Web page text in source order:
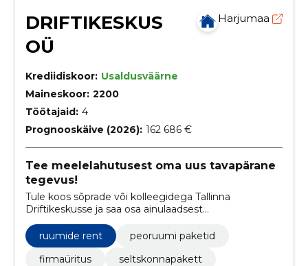
DRIFTIKESKUS
OÜ
Harjumaa
Krediidiskoor: Usaldusväärne
Maineskoor: 2200
Töötajaid: 4
Prognooskäive (2026): 162 686 €
Tee meelelahutusest oma uus tavapärane
tegevus!
Tule koos sõprade või kolleegidega Tallinna
Driftikeskusse ja saa osa ainulaadsest
meelelahutusest. Driftikeskus pakub lõbusat
driftimist, piljardimängu, lauajalgpalli ja õhuhoki. Meid
on külastanud nii sünnipäevade, firmaürituste kui ka
seltskonnaõhtute jaoks.
ruumide rent
peoruumi paketid
firmaüritus
seltskonnapakett